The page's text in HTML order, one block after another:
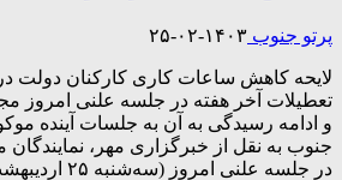
پرتو جنوب ۱۴۰۳-۰۲-۲۵
لایحه کاهش ساعات کاری کارکنان دولت
تعطیلات آخر هفته در جلسه علنی امروز
و ادامه رسیدگی به آن به جلسات آینده
جنوب به نقل از خبرگزاری مهر،
در جلسه علنی